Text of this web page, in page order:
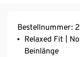
Bestellnummer:
Relaxed Fit |
Beinlänge